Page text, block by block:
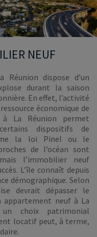
NEUF
Réunion dispose d’un
durant la saison
En effet, l’activité
économique de
à La Réunion permet
dispositifs de
la loi Pinel ou le
de l’océan sont
l’immobilier neuf
L’île connaît depuis
démographique. Selon
devrait dépasser le
appartement neuf à La
choix patrimonial
locatif peut, à terme,